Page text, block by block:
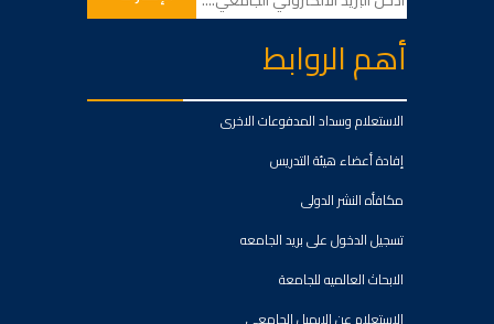
أهم الروابط
الاستعلام وسداد المدفوعات الاخرى
إفادة أعضاء هيئة التدريس
مكافأه النشر الدولى
تسجيل الدخول على بريد الجامعه
الابحاث العالميه للجامعة